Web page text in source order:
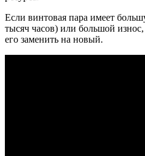
Если винтовая пара имеет
тысяч часов) или большой
его заменить на новый.